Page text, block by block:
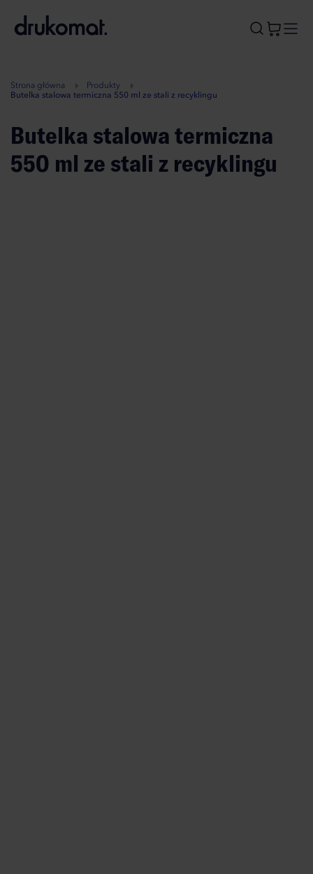
A
Strona główna
Produkty
Butelka stalowa termiczna 550 ml ze stali z recyklingu
Butelka stalowa termiczna
550 ml ze stali z recyklingu